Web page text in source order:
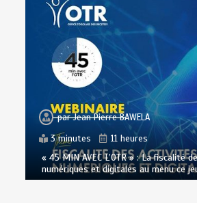
parJean Pierre BAWELA
3 minutes
11 heures
« 45 MIN AVEC L’OTR » : La fiscalité
numériques et digitales au menu ce